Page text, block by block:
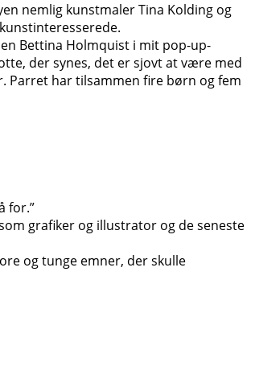
nemlig kunstmaler Tina Kolding og
Bettina Holmquist i mit pop-up-
der synes, det er sjovt at være med
Parret har tilsammen fire børn og fem
for.”
grafiker og illustrator og de seneste
og tunge emner, der skulle